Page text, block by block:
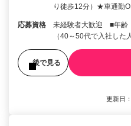
り徒歩12分）★車通勤
応募資格
未経験者大歓迎 ■年齢
（40～50代で入社し
後で見る
更新日